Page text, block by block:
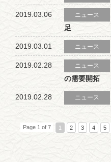
2019.03.06 ニュース
足
2019.03.01 ニュース
2019.02.28 ニュース
の需要開拓
2019.02.28 ニュース
Page 1 of 7 1 2 3 4 5